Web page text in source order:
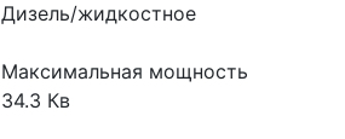
Дизель/жидкостное
Максимальная мощность
34.3 Кв